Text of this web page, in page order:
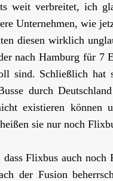
weit verbreitet, ich
Unternehmen, wie
diesen wirklich
nach Hamburg für 7
sind. Schließlich hat
durch
existieren
sie nur noch
Flixbus auch
der Fusion